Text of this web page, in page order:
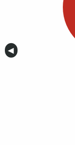
Anterior
◀︎